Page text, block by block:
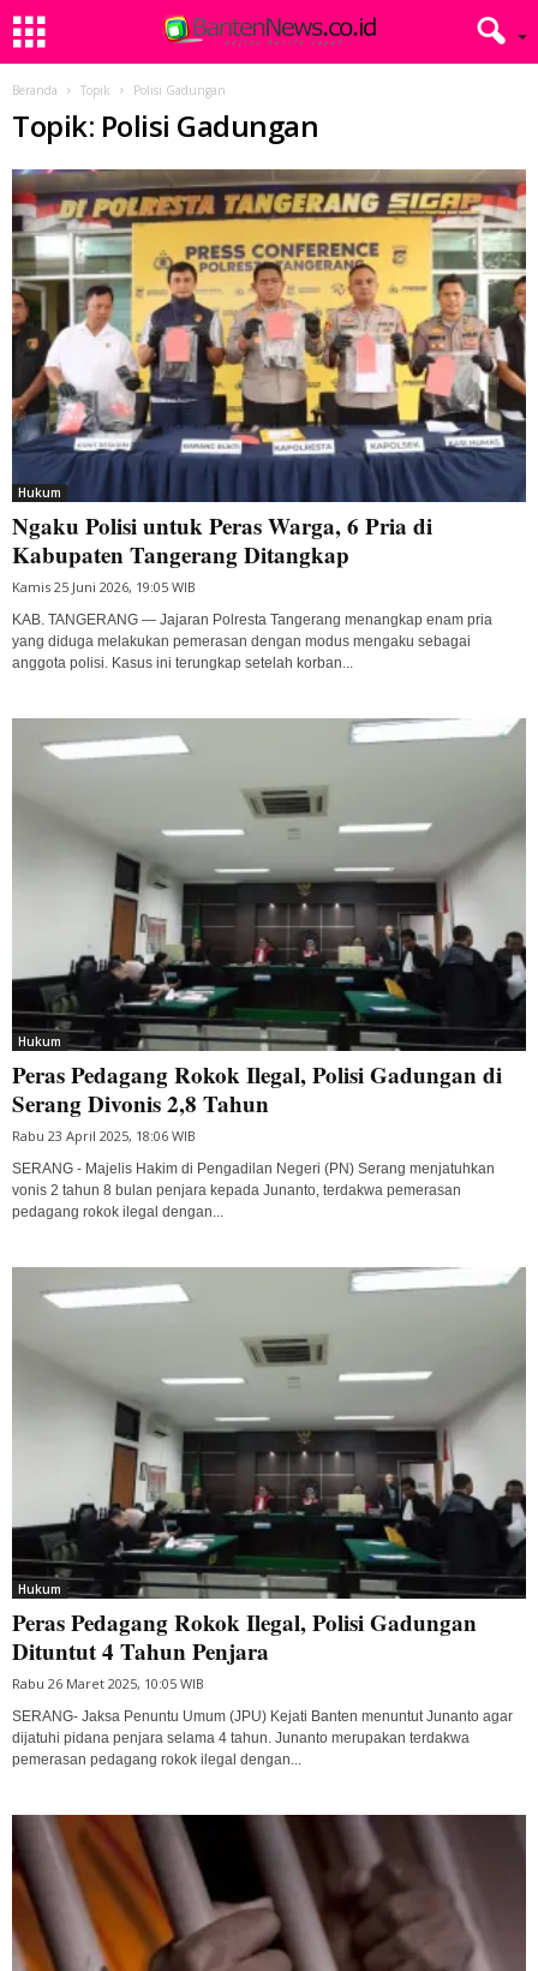
Beranda Topik Polisi Gadungan
Topik: Polisi Gadungan
Hukum
Ngaku Polisi untuk Peras Warga, 6 Pria di
Kabupaten Tangerang Ditangkap
Kamis 25 Juni 2026, 19:05 WIB
KAB. TANGERANG — Jajaran Polresta Tangerang menangkap enam pria
yang diduga melakukan pemerasan dengan modus mengaku sebagai
anggota polisi. Kasus ini terungkap setelah korban...
Hukum
Peras Pedagang Rokok Ilegal, Polisi Gadungan di
Serang Divonis 2,8 Tahun
Rabu 23 April 2025, 18:06 WIB
SERANG - Majelis Hakim di Pengadilan Negeri (PN) Serang menjatuhkan
vonis 2 tahun 8 bulan penjara kepada Junanto, terdakwa pemerasan
pedagang rokok ilegal dengan...
Hukum
Peras Pedagang Rokok Ilegal, Polisi Gadungan
Dituntut 4 Tahun Penjara
Rabu 26 Maret 2025, 10:05 WIB
SERANG- Jaksa Penuntu Umum (JPU) Kejati Banten menuntut Junanto agar
dijatuhi pidana penjara selama 4 tahun. Junanto merupakan terdakwa
pemerasan pedagang rokok ilegal dengan...